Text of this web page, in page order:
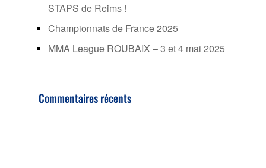
STAPS de Reims !
Championnats de France 2025
MMA League ROUBAIX – 3 et 4 mai 2025
Commentaires récents